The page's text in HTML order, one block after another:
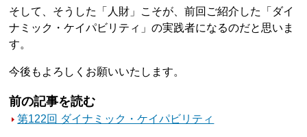
そして、そうした「人財」こそが、前回ご紹介した「ダイ
ナミック・ケイパビリティ」の実践者になるのだと思いま
す。
今後もよろしくお願いいたします。
前の記事を読む
第122回 ダイナミック・ケイパビリティ